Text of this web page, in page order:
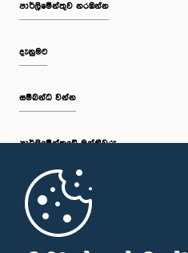
පාර්ලි‌මේන්තුව නරඹන්න
දැනුමට
සම්බන්ධ වන්න
පාර්ලි‌මේන්තුවේ මන්ත්‍රීවරු
මුල් පිටුව